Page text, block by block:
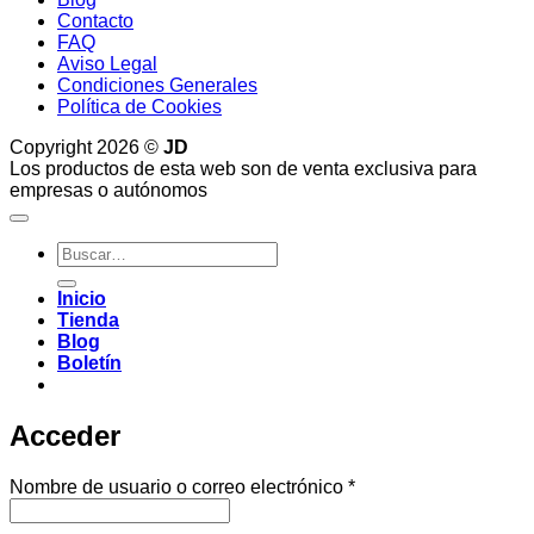
Contacto
FAQ
Aviso Legal
Condiciones Generales
Política de Cookies
Copyright 2026 © JD
Los productos de esta web son de venta exclusiva para
empresas o autónomos
Buscar
por:
Inicio
Tienda
Blog
Boletín
Acceder
Nombre de usuario o correo electrónico *Obligatorio